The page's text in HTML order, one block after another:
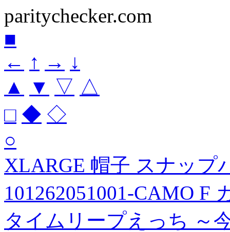
paritychecker.com
■
← ↑ → ↓
▲
▼ ▽ △
□ ◆ ◇
○
XLARGE 帽子 スナップ
101262051001-CAMO F
タイムリープえっち ～